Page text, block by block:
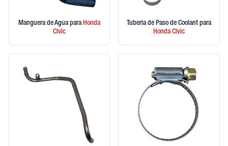
Manguera de Agua paraHonda
Civic
Tuberia de Paso de Coolant para
HondaCivic